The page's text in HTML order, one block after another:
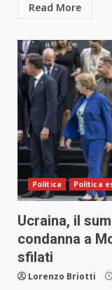
Read More
Politica Politica
Ucraina, il
condanna a
sfilati
Lorenzo Briotti